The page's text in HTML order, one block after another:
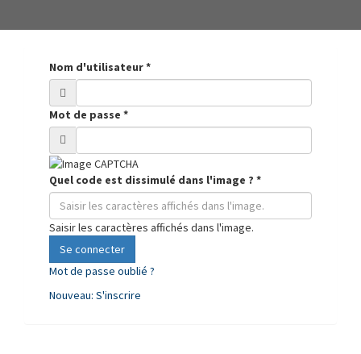
Nom d'utilisateur*
Mot de passe *
Quel code est dissimulé dans l'image ? *
Saisir les caractères affichés dans l'image.
Se connecter
Mot de passe oublié ?
Nouveau: S'inscrire